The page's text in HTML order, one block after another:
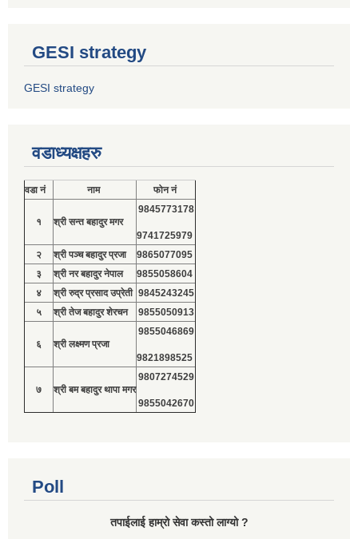
GESI strategy
GESI strategy
वडाध्यक्षहरु
वडा नं नाम फोन नं
१ श्री सन्त बहादुर मगर
9845773178
9741725979
२
श्री पञ्च बहादुर प्रजा
9865077095
३
श्री नर बहादुर नेपाल
9855058604
४
श्री रुद्र प्रसाद उप्रेती 9845243245
५
श्री तेज बहादुर शेरचन 9855050913
६ श्री लक्ष्मण प्रजा
9855046869
9821898525
७ श्री बम बहादुर थापा मगर
9807274529
9855042670
Poll
तपाईलाई हाम्रो सेवा कस्तो लाग्यो ?